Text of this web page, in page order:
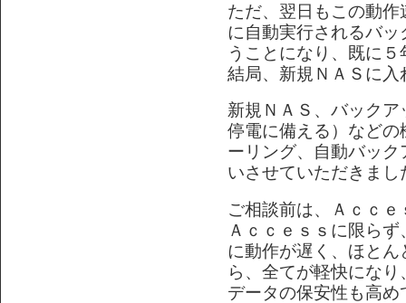
ただ、翌日もこの動
に自動実行されるバ
うことになり、既に
結局、新規ＮＡＳに
新規ＮＡＳ、バック
停電に備える）など
ーリング、自動バッ
いさせていただきまし
ご相談前は、Ａｃｃ
Ａｃｃｅｓｓに限ら
に動作が遅く、ほと
ら、全てが軽快にな
データの保安性も高